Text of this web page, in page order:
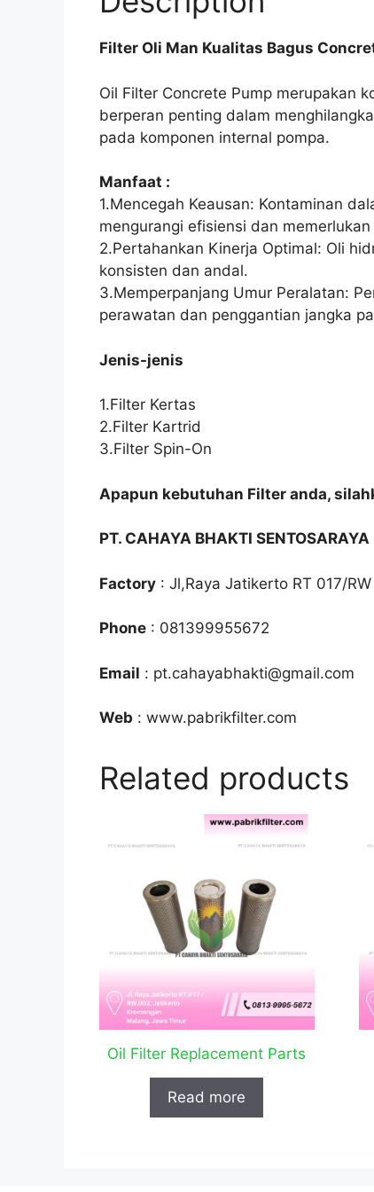
Filter Oli Man Kualitas Bagus
Oil Filter Concrete Pump merupakan
berperan penting dalam
pada komponen internal pompa.
Manfaat :
1.Mencegah Keausan: Kontaminan
mengurangi efisiensi dan
2.Pertahankan Kinerja Optimal: Oli
konsisten dan andal.
3.Memperpanjang Umur Peralatan:
perawatan dan penggantian jangka
Jenis-jenis
1.Filter Kertas
2.Filter Kartrid
3.Filter Spin-On
Apapun kebutuhan Filter anda,
PT. CAHAYA BHAKTI SENTOSARAYA
Factory : Jl,Raya Jatikerto RT 017/
Phone : 081399955672
Email : pt.cahayabhakti@gmail.com
Web : www.pabrikfilter.com
Related products
Oil Filter Replacement Parts
Read more